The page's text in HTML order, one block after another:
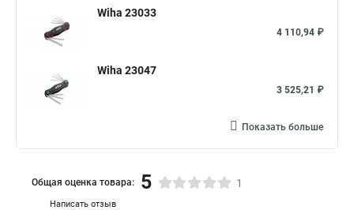
Wiha 23033
4 110,94 ₽
Wiha 23047
3 525,21 ₽
Показать больше
Написать отзыв
Общая оценка товара: 5 1